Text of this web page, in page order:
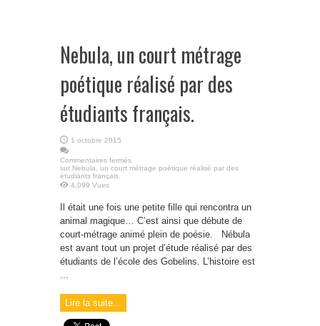
Nebula, un court métrage
poétique réalisé par des
étudiants français.
1 octobre 2015
Commentaires fermés
sur Nebula, un court métrage poétique réalisé par des
étudiants français.
4,099 Vues
Il était une fois une petite fille qui rencontra un
animal magique… C’est ainsi que débute de
court-métrage animé plein de poésie. Nébula
est avant tout un projet d’étude réalisé par des
étudiants de l’école des Gobelins. L’histoire est
...
Lire la suite...